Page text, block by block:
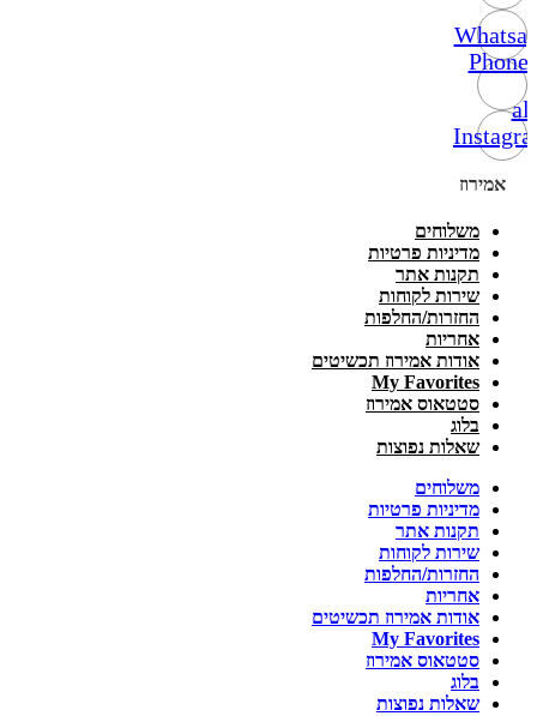
Phone-
alt
אמירוז
משלוחים
מדיניות פרטיות
תקנות אתר
שירות לקוחות
החזרות/החלפות
אחריות
אודות אמירוז תכשיטים
My Favorites
סטטאוס אמירוז
בלוג
שאלות נפוצות
משלוחים
מדיניות פרטיות
תקנות אתר
שירות לקוחות
החזרות/החלפות
אחריות
אודות אמירוז תכשיטים
My Favorites
סטטאוס אמירוז
בלוג
שאלות נפוצות